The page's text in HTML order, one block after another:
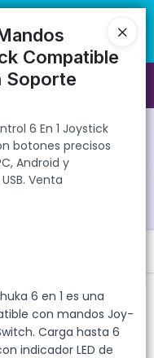
1 Joystick Dehuka. Control
USB. Venta mayorista
Compatible
Soporte
6 En 1 Joystick
botones precisos
Android y
Venta
6 en 1 es una
con mandos Joy-
Carga hasta 6
indicador LED de
unidades. ¡Registrate y
a la Tienda
Compatible con
o USB. Venta mayorista